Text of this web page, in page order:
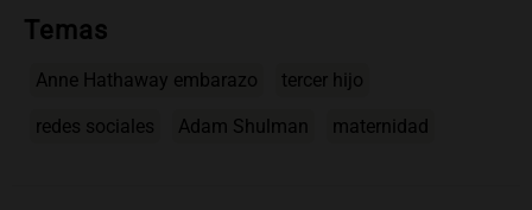
Temas
Anne Hathaway embarazo tercer hijo
redes sociales Adam Shulman maternidad